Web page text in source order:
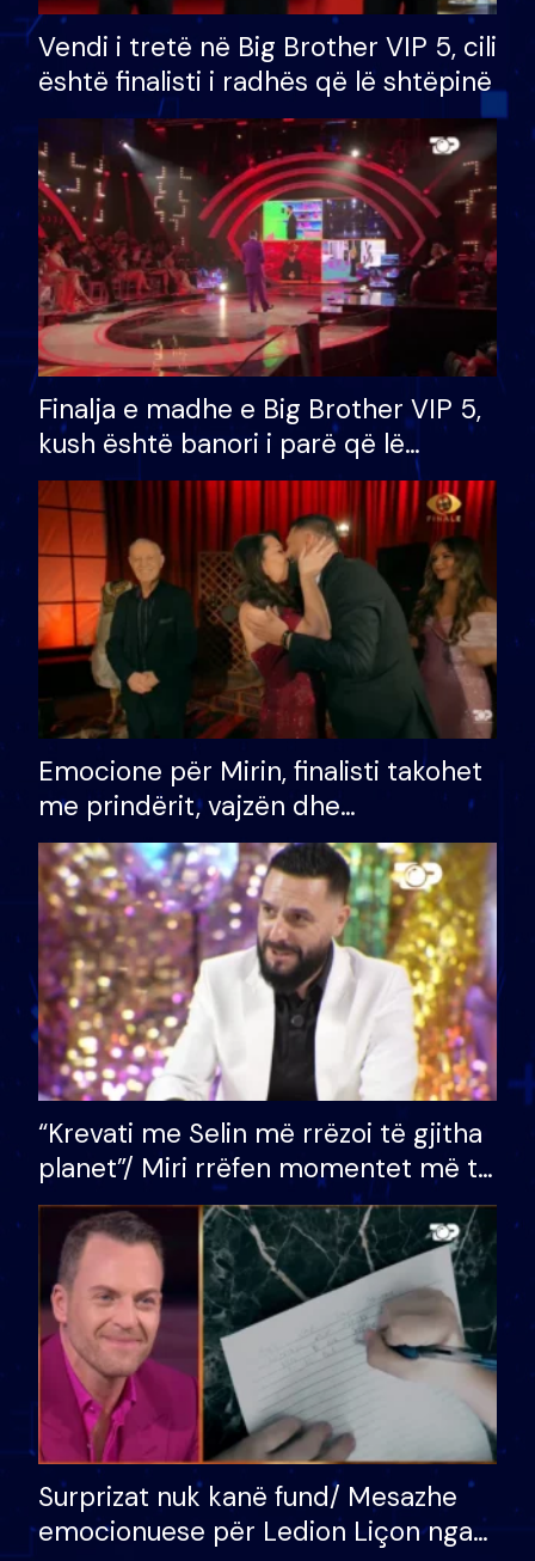
Vendi i tretë në Big Brother VIP 5, cili
është finalisti i radhës që lë shtëpinë
Finalja e madhe e Big Brother VIP 5,
kush është banori i parë që lë
shtëpinë dhe humb mundësinë për
të fituar çmimin e madh
Emocione për Mirin, finalisti takohet
me prindërit, vajzën dhe
bashkëshorten: S’kemi ndonjë letër
divorci apo jo?
“Krevati me Selin më rrëzoi të gjitha
planet”/ Miri rrëfen momentet më të
bukura në shtëpinë e BB VIP: Do më
mungojë zilja e mëngjesit kur…
Surprizat nuk kanë fund/ Mesazhe
emocionuese për Ledion Liçon nga